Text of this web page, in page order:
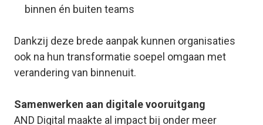
binnen én buiten teams
Dankzij deze brede aanpak kunnen organisaties
ook na hun transformatie soepel omgaan met
verandering van binnenuit.
Samenwerken aan digitale vooruitgang
AND Digital maakte al impact bij onder meer